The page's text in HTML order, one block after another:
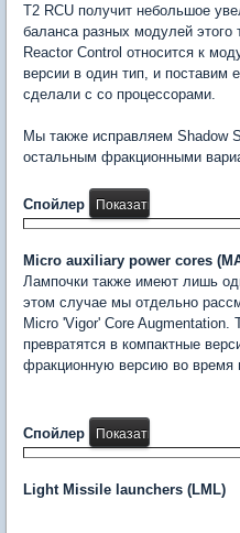
Т2 RCU получит небольшое
баланса разных модулей этого
Reactor Control относится к
версии в один тип, и поставим
сделали с со процессорами.
Мы также исправляем Shadow
остальным фракционными
Спойлер
Micro auxiliary power cores
Лампочки также имеют лишь
этом случае мы отдельно
Micro 'Vigor' Core Augmentation.
превратятся в компактные
фракционную версию во время
Спойлер
Light Missile launchers (LML)